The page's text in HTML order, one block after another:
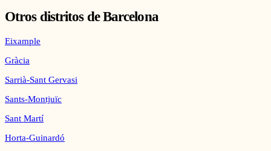
Otros distritos deBarcelona
Eixample
Gràcia
Sarrià-Sant Gervasi
Sants-Montjuïc
Sant Martí
Horta-Guinardó